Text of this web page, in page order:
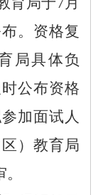
。资格复
局具体负
公布资格
加面试人
）教育局